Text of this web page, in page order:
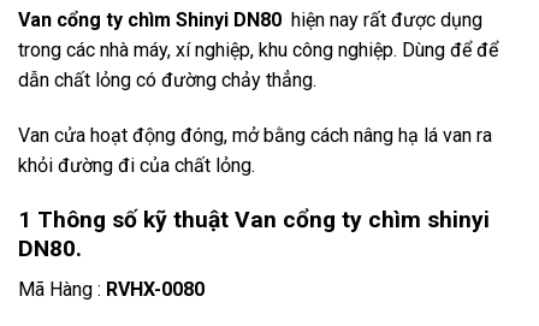
Van cổng ty chìm Shinyi DN80 hiện nay rất được dụng
trong các nhà máy, xí nghiệp, khu công nghiệp. Dùng để để
dẫn chất lỏng có đường chảy thẳng.
Van cửa hoạt động đóng, mở bằng cách nâng hạ lá van ra
khỏi đường đi của chất lỏng.
1 Thông số kỹ thuật Van cổng ty chìm shinyi
DN80.
Mã Hàng : RVHX-0080